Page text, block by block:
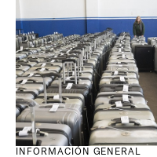
INFORMACIÓN GENERAL